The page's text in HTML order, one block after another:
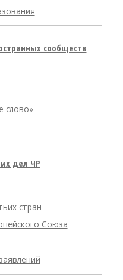
сообществ
слово»
дел ЧР
стран
Союза